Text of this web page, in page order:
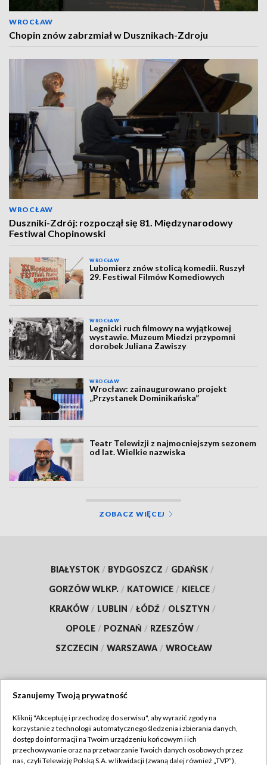
WROCŁAW
Chopin znów zabrzmiał w Dusznikach-Zdroju
WROCŁAW
Duszniki-Zdrój: rozpoczął się 81. Międzynarodowy
Festiwal Chopinowski
WROCŁAW
Lubomierz znów stolicą komedii. Ruszył
29. Festiwal Filmów Komediowych
WROCŁAW
Legnicki ruch filmowy na wyjątkowej
wystawie. Muzeum Miedzi przypomni
dorobek Juliana Zawiszy
WROCŁAW
Wrocław: zainaugurowano projekt
„Przystanek Dominikańska”
Teatr Telewizji z najmocniejszym sezonem
od lat. Wielkie nazwiska
ZOBACZ WIĘCEJ
BIAŁYSTOK / BYDGOSZCZ / GDAŃSK /
GORZÓW WLKP. / KATOWICE / KIELCE /
KRAKÓW / LUBLIN / ŁÓDŹ / OLSZTYN /
OPOLE / POZNAŃ / RZESZÓW /
SZCZECIN / WARSZAWA / WROCŁAW
TVP
Abonament TVP
Regulamin TVP
Szanujemy Twoją prywatność
Kliknij "Akceptuję i przechodzę do serwisu", aby wyrazić zgody na
korzystanie z technologii automatycznego śledzenia i zbierania danych,
dostęp do informacji na Twoim urządzeniu końcowym i ich
przechowywanie oraz na przetwarzanie Twoich danych osobowych przez
nas, czyli Telewizję Polską S.A. w likwidacji (zwaną dalej również „TVP”),